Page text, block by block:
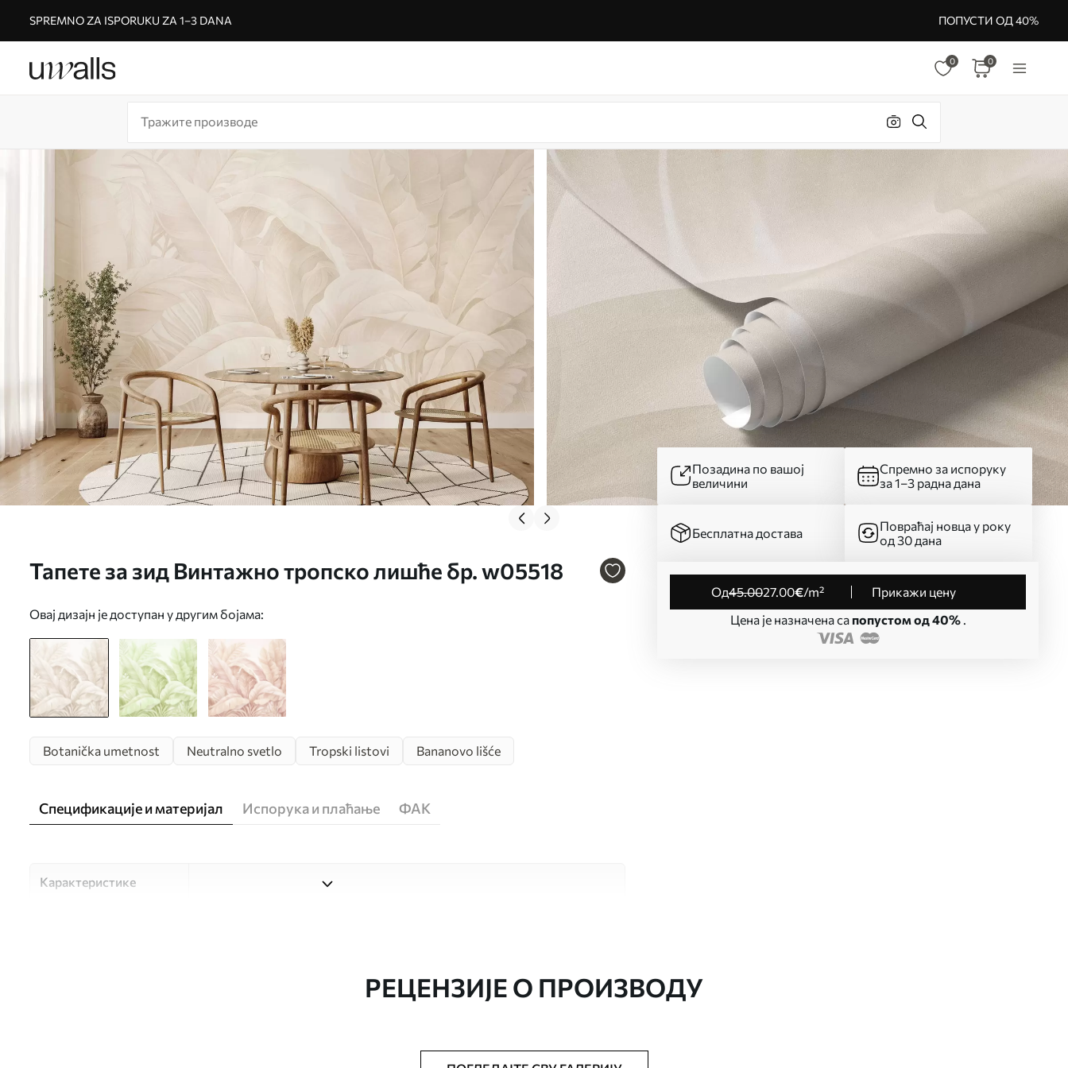
SPREMNO ZA ISPORUKU ZA 1–3 DANA ПОПУСТИ ОД 40%
0 0
Тапете за зид Винтажно тропско лишће бр. w05518
Овај дизајн је доступан у другим бојама:
Позадина по вашој
величини
Спремно за испоруку
за 1–3 радна дана
Бесплатна достава
Повраћај новца у року
од 30 дана
од45.0027.00€/m²
Прикажи цену
Цена је назначена са попустом од 40%.
Botanička umetnost Neutralno svetlo Tropski listovi Bananovo lišće
Спецификације и материјал Испорука и плаћање ФАК
Карактеристике
РЕЦЕНЗИЈЕ О ПРОИЗВОДУ